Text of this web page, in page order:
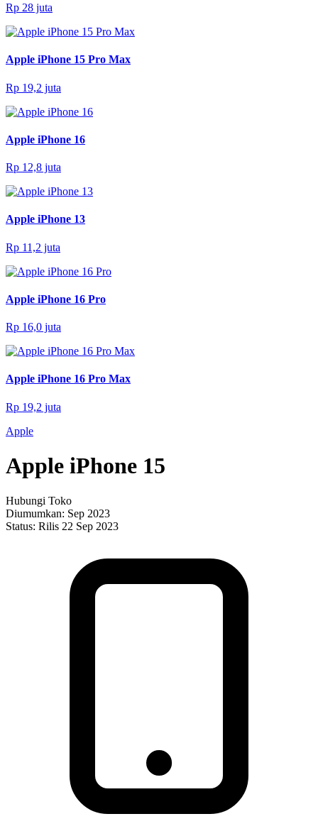
Rp 28 juta
Apple iPhone 15 Pro Max
Rp 19,2 juta
Apple iPhone 16
Rp 12,8 juta
Apple iPhone 13
Rp 11,2 juta
Apple iPhone 16 Pro
Rp 16,0 juta
Apple iPhone 16 Pro Max
Rp 19,2 juta
Apple
Apple iPhone 15
Hubungi Toko
Diumumkan: Sep 2023
Status: Rilis 22 Sep 2023